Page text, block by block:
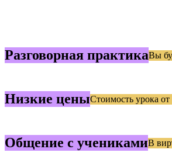
Разговорная практикаВы
Низкие ценыСтоимость урока
Общение с ученикамиВ